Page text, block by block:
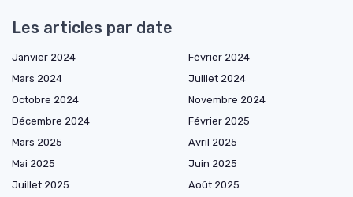
Les articles par date
Janvier 2024
Février 2024
Mars 2024
Juillet 2024
Octobre 2024
Novembre 2024
Décembre 2024
Février 2025
Mars 2025
Avril 2025
Mai 2025
Juin 2025
Juillet 2025
Août 2025